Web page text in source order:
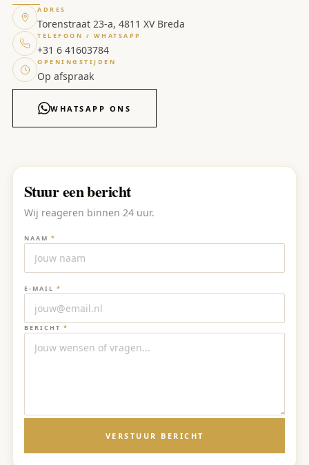
ADRES
Torenstraat 23-a, 4811 XV Breda
TELEFOON / WHATSAPP
+31 6 41603784
OPENINGSTIJDEN
Op afspraak
WHATSAPP ONS
Stuur een bericht
Wij reageren binnen 24 uur.
NAAM *
E-MAIL *
BERICHT *
VERSTUUR BERICHT